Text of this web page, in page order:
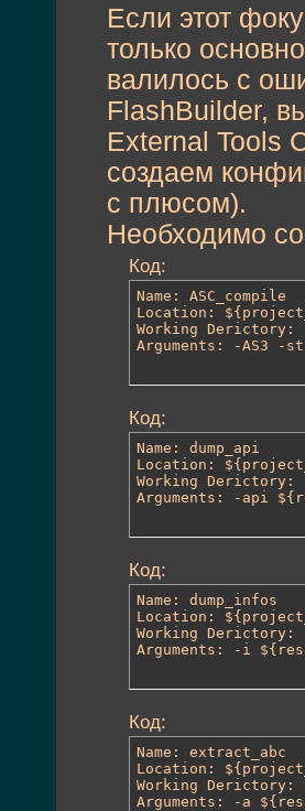
Если этот
только
валилось с
FlashBuilder,
External Tools
создаем
с плюсом).
Необходимо
Код:
Name: ASC_compile
Location:
Working
Arguments: -AS3
Код:
Name: dump_api
Location:
Working
Arguments: -api
Код:
Name: dump_infos
Location:
Working
Arguments: -i
Код:
Name: extract_abc
Location:
Working
Arguments: -a